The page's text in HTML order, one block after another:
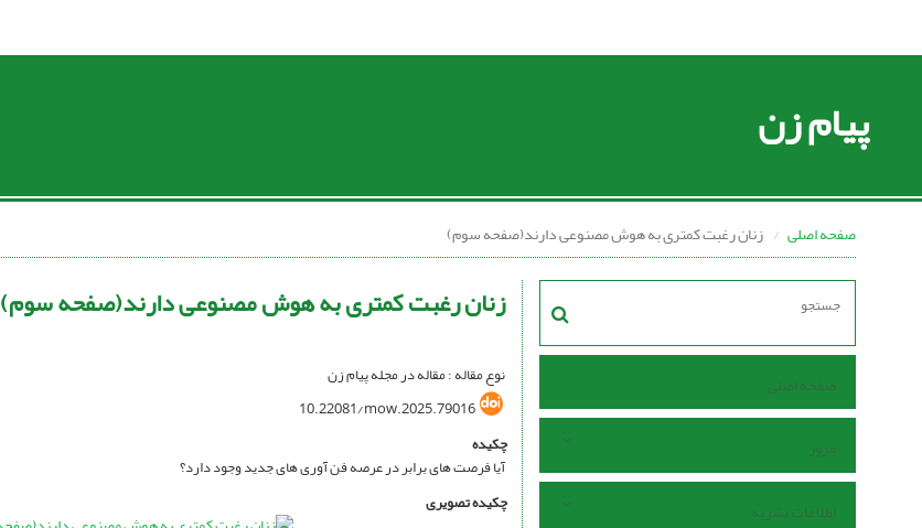
پیام زن
صفحه اصلی زنان رغبت کمتری به هوش مصنوعی دارند(صفحه سوم)
صفحه اصلی
مرور
اطلاعات نشریه
زنان رغبت کمتری به هوش مصنوعی دارند(صفحه سوم)
نوع مقاله : مقاله در مجله پیام زن
10.22081/mow.2025.79016
چکیده
آیا فرصت های برابر در عرصه فن آوری های جدید وجود دارد؟
چکیده تصویری